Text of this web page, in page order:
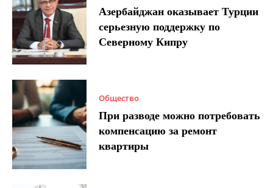
Азербайджан оказывает Турции
серьезную поддержку по
Северному Кипру
Общество
При разводе можно потребовать
компенсацию за ремонт
квартиры